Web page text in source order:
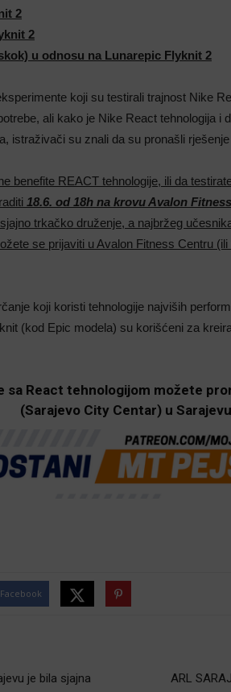
2
2
u odnosu na Lunarepic Flyknit 2
koji su testirali trajnost Nike
ali kako je Nike React tehnologija i
istraživači su znali da su pronašli
benefite REACT tehnologije, ili da
18.6. od 18h na krovu Avalon
trkačko druženje, a najbržeg
se prijaviti u Avalon Fitness Centru
koji koristi tehnologije najviših
(kod Epic modela) su korišćeni za
sa React tehnologijom možete
(Sarajevo City Centar) u
Facebook
je bila sjajna ARL